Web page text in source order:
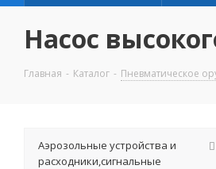
Насос
Главная - Каталог - Пневматическое
Аэрозольные устройства и
расходники,сигнальные